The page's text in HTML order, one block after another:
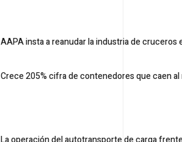
AAPA insta a reanudar la industria de cruceros
Crece 205% cifra de contenedores que caen